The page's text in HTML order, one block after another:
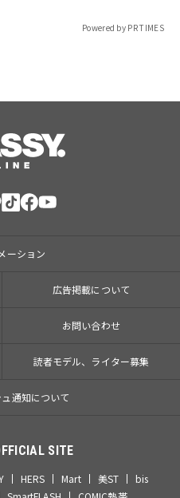
Powered by PR TIMES
ーション
広告掲載について
お問い合わせ
読者モデル、ライター募集
通知について
SITE
HERS Mart 美ST
bis